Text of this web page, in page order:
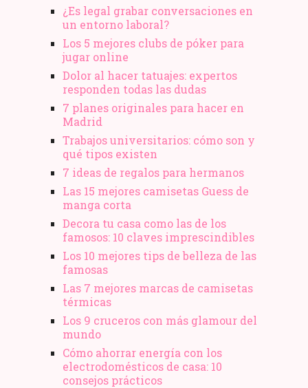
¿Es legal grabar conversaciones en
un entorno laboral?
Los 5 mejores clubs de póker para
jugar online
Dolor al hacer tatuajes: expertos
responden todas las dudas
7 planes originales para hacer en
Madrid
Trabajos universitarios: cómo son y
qué tipos existen
7 ideas de regalos para hermanos
Las 15 mejores camisetas Guess de
manga corta
Decora tu casa como las de los
famosos: 10 claves imprescindibles
Los 10 mejores tips de belleza de las
famosas
Las 7 mejores marcas de camisetas
térmicas
Los 9 cruceros con más glamour del
mundo
Cómo ahorrar energía con los
electrodomésticos de casa: 10
consejos prácticos